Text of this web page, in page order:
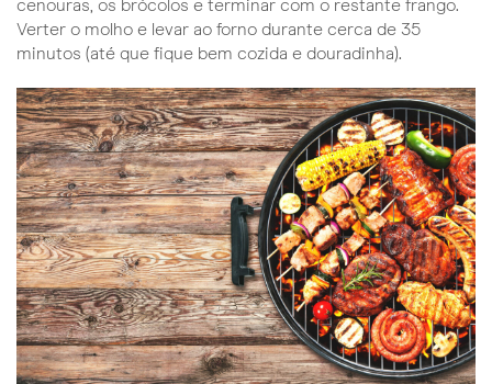
cenouras, os brócolos e terminar com o restante frango.
Verter o molho e levar ao forno durante cerca de 35
minutos (até que fique bem cozida e douradinha).